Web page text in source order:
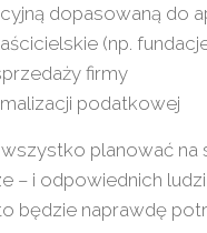
dopasowaną do
(np.
firmy
podatkowej
planować
– i odpowiednich
będzie naprawdę